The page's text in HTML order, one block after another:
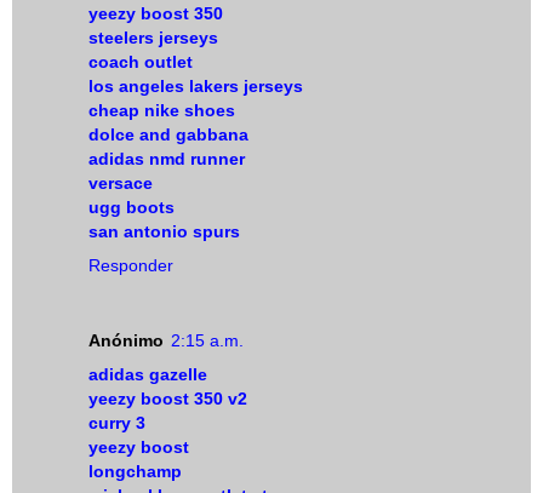
yeezy boost 350
steelers jerseys
coach outlet
los angeles lakers jerseys
cheap nike shoes
dolce and gabbana
adidas nmd runner
versace
ugg boots
san antonio spurs
Responder
Anónimo 2:15 a.m.
adidas gazelle
yeezy boost 350 v2
curry 3
yeezy boost
longchamp